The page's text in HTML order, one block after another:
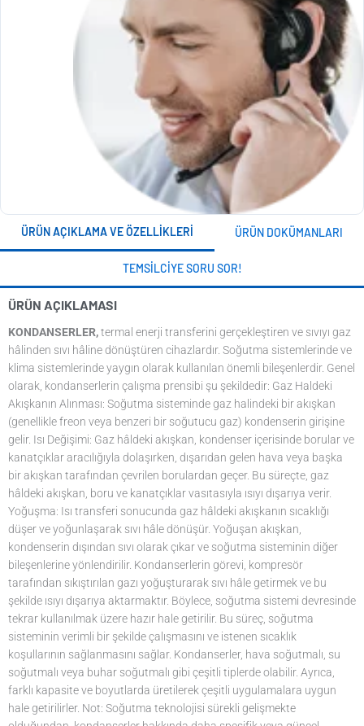
ÜRÜN AÇIKLAMA VE ÖZELLIKLERI ÜRÜN DOKÜMANLARI
TEMSILCIYE SORU SOR!
ÜRÜN AÇIKLAMASI
KONDANSERLER,termal enerji transferini gerçekleştiren ve sıvıyı gaz
hâlinden sıvı hâline dönüştüren cihazlardır. Soğutma sistemlerinde ve
klima sistemlerinde yaygın olarak kullanılan önemli bileşenlerdir. Genel
olarak, kondanserlerin çalışma prensibi şu şekildedir: Gaz Haldeki
Akışkanın Alınması: Soğutma sisteminde gaz halindeki bir akışkan
(genellikle freon veya benzeri bir soğutucu gaz) kondenserin girişine
gelir. Isı Değişimi: Gaz hâldeki akışkan, kondenser içerisinde borular ve
kanatçıklar aracılığıyla dolaşırken, dışarıdan gelen hava veya başka
bir akışkan tarafından çevrilen borulardan geçer. Bu süreçte, gaz
hâldeki akışkan, boru ve kanatçıklar vasıtasıyla ısıyı dışarıya verir.
Yoğuşma: Isı transferi sonucunda gaz hâldeki akışkanın sıcaklığı
düşer ve yoğunlaşarak sıvı hâle dönüşür. Yoğuşan akışkan,
kondenserin dışından sıvı olarak çıkar ve soğutma sisteminin diğer
bileşenlerine yönlendirilir. Kondanserlerin görevi, kompresör
tarafından sıkıştırılan gazı yoğuşturarak sıvı hâle getirmek ve bu
şekilde ısıyı dışarıya aktarmaktır. Böylece, soğutma sistemi devresinde
tekrar kullanılmak üzere hazır hale getirilir. Bu süreç, soğutma
sisteminin verimli bir şekilde çalışmasını ve istenen sıcaklık
koşullarının sağlanmasını sağlar. Kondanserler, hava soğutmalı, su
soğutmalı veya buhar soğutmalı gibi çeşitli tiplerde olabilir. Ayrıca,
farklı kapasite ve boyutlarda üretilerek çeşitli uygulamalara uygun
hale getirilirler. Not: Soğutma teknolojisi sürekli gelişmekte